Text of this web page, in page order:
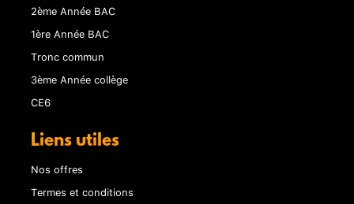
2ème Année BAC
1ère Année BAC
Tronc commun
3ème Année collège
CE6
Liens utiles
Nos offres
Termes et conditions